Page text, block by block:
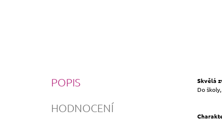
POPIS
HODNOCENÍ
Skvělá
Do